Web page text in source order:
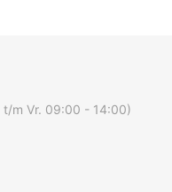
m Vr. 09:00 - 14:00)